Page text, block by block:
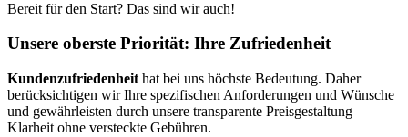
Bereit für den Start? Das sind wir auch!
Unsere oberste Priorität: Ihre Zufriedenheit
Kundenzufriedenheit hat bei uns höchste Bedeutung. Daher
berücksichtigen wir Ihre spezifischen Anforderungen und Wünsche
und gewährleisten durch unsere transparente Preisgestaltung
Klarheit ohne versteckte Gebühren.